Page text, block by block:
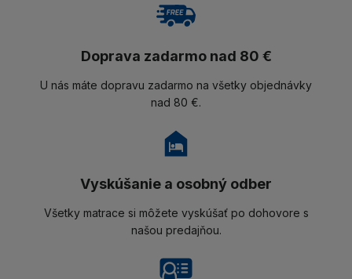
Doprava zadarmo nad 80 €
U nás máte dopravu zadarmo na všetky objednávky
nad 80 €.
Vyskúšanie a osobný odber
Všetky matrace si môžete vyskúšať po dohovore s
našou predajňou.